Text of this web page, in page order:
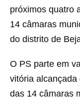
próximos quatro
14 câmaras
do distrito de
O PS parte em
vitória
das 14 câmaras